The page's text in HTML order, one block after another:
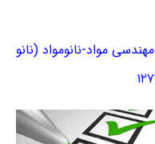
دانلود سوالات کنکور ارشد سال ۱۳۸۷ مهندسی مواد-نانومواد (نانو